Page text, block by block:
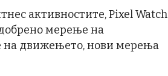
активностите, Pixel Watch
мерење на
на движењето, нови мерења